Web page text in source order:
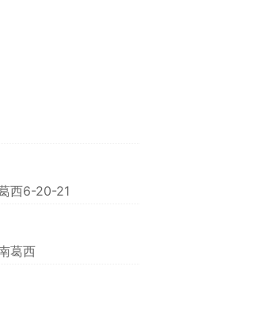
西6-20-21
葛西